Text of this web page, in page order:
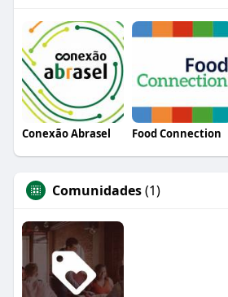
Conexão Abrasel Food Connection
Comunidades(1)